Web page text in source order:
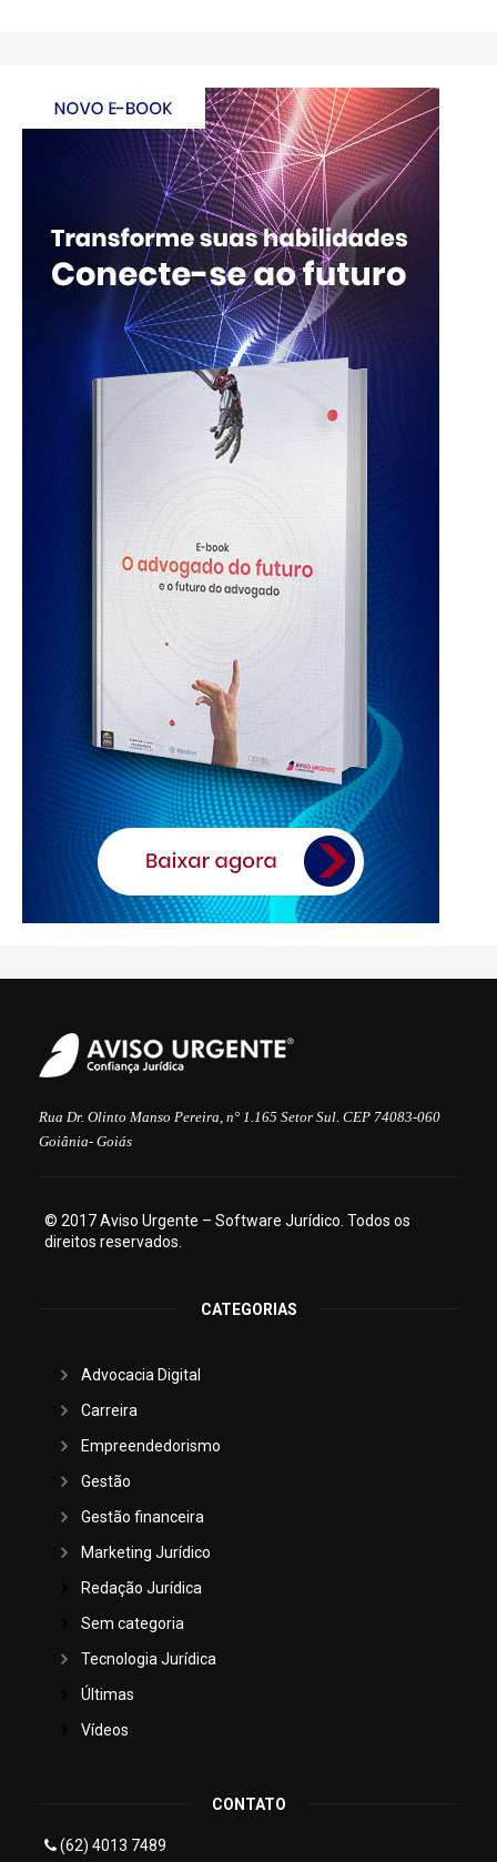
Rua Dr. Olinto Manso Pereira, n° 1.165 Setor Sul. CEP 74083-060
Goiânia- Goiás
© 2017 Aviso Urgente – Software Jurídico. Todos os
direitos reservados.
CATEGORIAS
Advocacia Digital
Carreira
Empreendedorismo
Gestão
Gestão financeira
Marketing Jurídico
Redação Jurídica
Sem categoria
Tecnologia Jurídica
Últimas
Vídeos
CONTATO
(62) 4013 7489